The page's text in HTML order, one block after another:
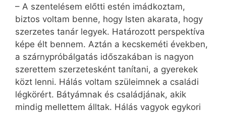
– A szentelésem előtti estén imádkoztam,
biztos voltam benne, hogy Isten akarata, hogy
szerzetes tanár legyek. Határozott perspektíva
képe élt bennem. Aztán a kecskeméti években,
a szárnypróbálgatás időszakában is nagyon
szerettem szerzetesként tanítani, a gyerekek
közt lenni. Hálás voltam szüleimnek a családi
légkörért. Bátyámnak és családjának, akik
mindig mellettem álltak. Hálás vagyok egykori